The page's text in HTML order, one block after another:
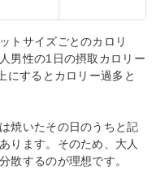
トサイズごとのカロリ
男性の1日の摂取カロリー
にするとカロリー過多と
焼いたその日のうちと記
ります。そのため、大人
散するのが理想です。